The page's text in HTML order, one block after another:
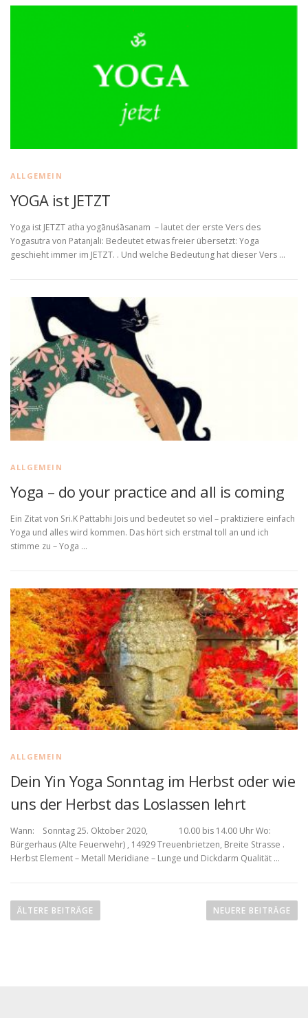
ALLGEMEIN
YOGA ist JETZT
Yoga ist JETZT atha yogānuśāsanam – lautet der erste Vers des
Yogasutra von Patanjali: Bedeutet etwas freier übersetzt: Yoga
geschieht immer im JETZT. . Und welche Bedeutung hat dieser Vers …
ALLGEMEIN
Yoga – do your practice and all is coming
Ein Zitat von Sri.K Pattabhi Jois und bedeutet so viel – praktiziere einfach
Yoga und alles wird kommen. Das hört sich erstmal toll an und ich
stimme zu – Yoga …
ALLGEMEIN
Dein Yin Yoga Sonntag im Herbst oder wie
uns der Herbst das Loslassen lehrt
Wann: Sonntag 25. Oktober 2020, 10.00 bis 14.00 Uhr Wo:
Bürgerhaus (Alte Feuerwehr) , 14929 Treuenbrietzen, Breite Strasse .
Herbst Element – Metall Meridiane – Lunge und Dickdarm Qualität …
eÄLTERE BEITRÄGE NEUERE BEITRÄGE